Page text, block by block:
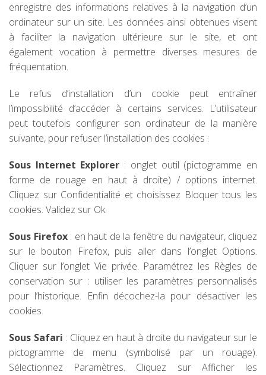
enregistre des informations relatives à la navigation d’un
ordinateur sur un site. Les données ainsi obtenues visent
à faciliter la navigation ultérieure sur le site, et ont
également vocation à permettre diverses mesures de
fréquentation.
Le refus d’installation d’un cookie peut entraîner
l’impossibilité d’accéder à certains services. L’utilisateur
peut toutefois configurer son ordinateur de la manière
suivante, pour refuser l’installation des cookies :
Sous Internet Explorer : onglet outil (pictogramme en
forme de rouage en haut à droite) / options internet.
Cliquez sur Confidentialité et choisissez Bloquer tous les
cookies. Validez sur Ok.
Sous Firefox: en haut de la fenêtre du navigateur, cliquez
sur le bouton Firefox, puis aller dans l’onglet Options.
Cliquer sur l’onglet Vie privée. Paramétrez les Règles de
conservation sur : utiliser les paramètres personnalisés
pour l’historique. Enfin décochez-la pour désactiver les
cookies.
Sous Safari : Cliquez en haut à droite du navigateur sur le
pictogramme de menu (symbolisé par un rouage).
Sélectionnez Paramètres. Cliquez sur Afficher les